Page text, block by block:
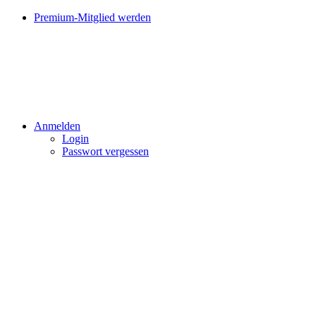
Premium-Mitglied werden
Anmelden
Login
Passwort vergessen